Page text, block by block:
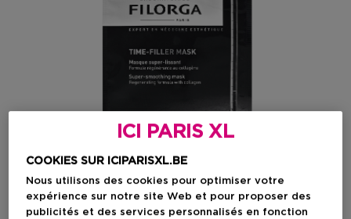
ICI PARIS XL
COOKIES SUR ICIPARISXL.BE
Nous utilisons des cookies pour optimiser votre
expérience sur notre site Web et pour proposer des
publicités et des services personnalisés en fonction